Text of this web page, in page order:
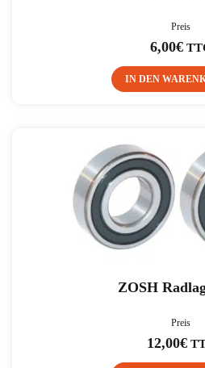
Preis
6,00€
IN DEN
ZOSH
Preis
12,00€